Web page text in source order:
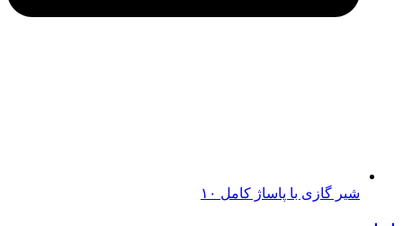
شیر گازی با پاساژ کامل ۱۰